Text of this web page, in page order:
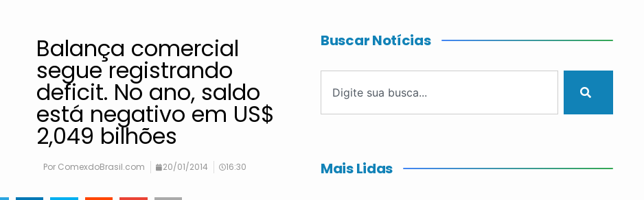
Balança comercial
segue registrando
deficit. No ano, saldo
está negativo em US$
2,049 bilhões
Por ComexdoBrasil.com 20/01/2014 16:30
Buscar Notícias
Mais Lidas